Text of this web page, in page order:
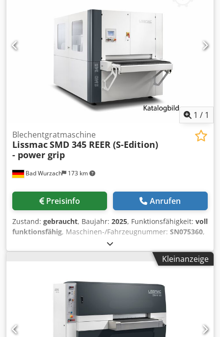
an der Entgratscheibenspindel, Wasserrücklauf durch den
Vakuumtisch,sowie Wassernebel-Abscheider über der
Maschine aufgebaut, mit Gebläse ca. 5,3 kW. Seitlich Türen
aus V2A Blech. Ölskimmer, etc. 6.) Seitlich montierter
Schaltpult mit übersichtlicher Steuerung und digitaler
Positionsanzeige u. der Drehzahlen. Joystick für
Vorschubband u. Tischverstellung,3 x Amperemeter, etc.
sowie Werkstück-Andrückwalzen vorne und hinten,
Notstopp Gesamtantrieb ca. 65 kW - 400 V – 50Hz Gewicht
ca. 7.500 kg erf. Raumhöhe ca. 3,50 m Zustand : gut –
1 / 1
Bad Wurzach 173 km
Blechentgratmaschine
LissmacSMD 345 REER (S-Edition)
- power grip
Preisinfo Anrufen
Zustand: gebraucht, Baujahr: 2025, Funktionsfähigkeit: voll
funktionsfähig, Maschinen-/Fahrzeugnummer: SN075360,
12 Monate Garanite Crodpfxjzldumo Abksf
Kleinanzeige